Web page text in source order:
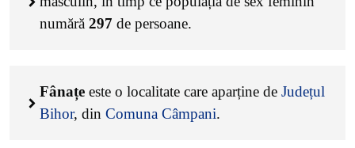
numără 297 de persoane.
Fânațe este o localitate care aparține de Județul
Bihor, din Comuna Câmpani.